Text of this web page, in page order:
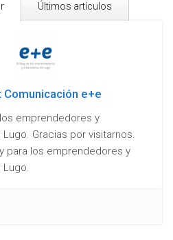
Últimos artículos
Comunicación e+e
emprendedores y
Gracias por visitarnos.
para los emprendedores y